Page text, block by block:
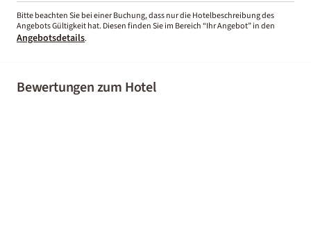
Bitte beachten Sie bei einer Buchung, dass nur die Hotelbeschreibung des
Angebots Gültigkeit hat. Diesen finden Sie im Bereich “Ihr Angebot” in den
Angebotsdetails.
Bewertungen zum Hotel